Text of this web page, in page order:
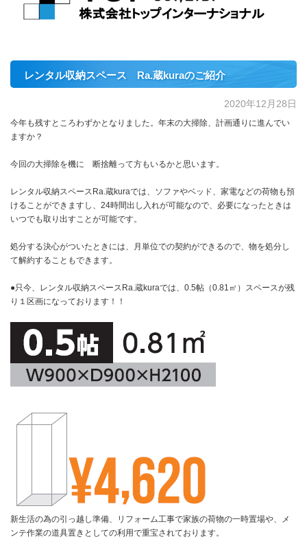
レンタル収納スペース Ra.蔵kuraのご紹介
2020年12月28日
今年も残すところわずかとなりました。年末の大掃除、計画通りに進んでい
ますか？
今回の大掃除を機に 断捨離って方もいるかと思います。
レンタル収納スペースRa.蔵kuraでは、ソファやベッド、家電などの荷物も預
けることができますし、24時間出し入れが可能なので、必要になったときは
いつでも取り出すことが可能です。
処分する決心がついたときには、月単位での契約ができるので、物を処分し
て解約することもできます。
●只今、レンタル収納スペースRa.蔵kuraでは、0.5帖（0.81㎡）スペースが残
り１区画になっております！！
新生活の為の引っ越し準備、リフォーム工事で家族の荷物の一時置場や、メ
ンテ作業の道具置きとしての利用で重宝されております。